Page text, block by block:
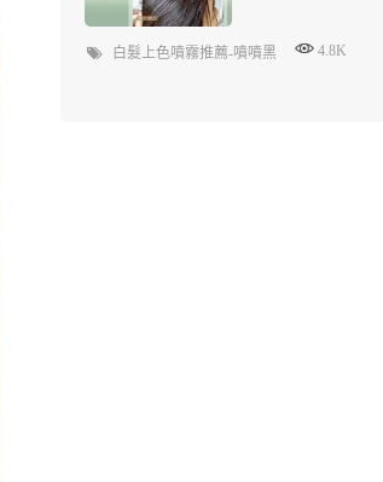
白髮上色噴霧推薦-噴噴黑 4.8K